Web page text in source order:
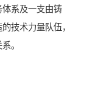
系及一支由铸
技术力量队伍，
。